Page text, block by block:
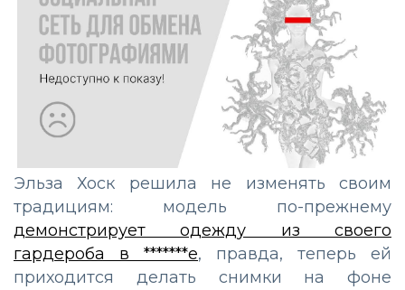
Эльза Хоск решила не изменять своим
традициям: модель по-прежнему
демонстрирует одежду из своего
гардероба в *******е, правда, теперь ей
приходится делать снимки на фоне